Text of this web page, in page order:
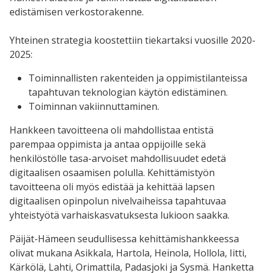
edistämisen verkostorakenne.
Yhteinen strategia koostettiin tiekartaksi vuosille 2020-
2025:
Toiminnallisten rakenteiden ja oppimistilanteissa
tapahtuvan teknologian käytön edistäminen.
Toiminnan vakiinnuttaminen.
Hankkeen tavoitteena oli mahdollistaa entistä
parempaa oppimista ja antaa oppijoille sekä
henkilöstölle tasa-arvoiset mahdollisuudet edetä
digitaalisen osaamisen polulla. Kehittämistyön
tavoitteena oli myös edistää ja kehittää lapsen
digitaalisen opinpolun nivelvaiheissa tapahtuvaa
yhteistyötä varhaiskasvatuksesta lukioon saakka.
Päijät-Hämeen seudullisessa kehittämishankkeessa
olivat mukana Asikkala, Hartola, Heinola, Hollola, Iitti,
Kärkölä, Lahti, Orimattila, Padasjoki ja Sysmä. Hanketta